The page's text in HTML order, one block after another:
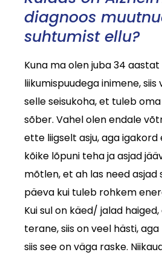
diagnoos
suhtumist ellu?
Kuna ma olen juba 34
liikumispuudega inimene,
selle seisukoha, et tuleb
sõber. Vahel olen endale
ette liigselt asju, aga igakord
kõike lõpuni teha ja asjad
mõtlen, et ah las need asjad
päeva kui tuleb rohkem
Kui sul on käed/ jalad
terane, siis on veel hästi,
siis see on väga raske.